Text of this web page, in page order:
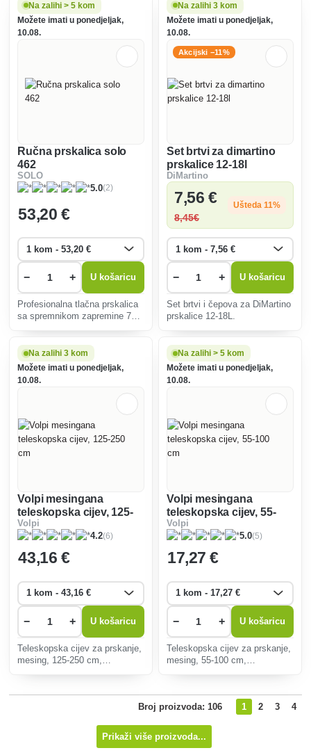
Na zalihi > 5 kom
Možete imati u ponedjeljak,
10.08.
Ručna prskalica solo
462
SOLO
5.0(2)
53,20 €
− + U košaricu
Profesionalna tlačna prskalica
sa spremnikom zapremine 7
Na zalihi 3 kom
Možete imati u ponedjeljak,
10.08.
Akcijski −11%
Set brtvi za dimartino
prskalice 12-18l
DiMartino
7,56 €
8,45€
Ušteda 11%
− + U košaricu
Set brtvi i čepova za DiMartino
prskalice 12-18L.
Na zalihi 3 kom
Možete imati u ponedjeljak,
10.08.
Volpi mesingana
teleskopska cijev, 125-
250 cm
Volpi
4.2(6)
43,16 €
− + U košaricu
Teleskopska cijev za prskanje,
mesing, 125-250 cm,
podešavanja duljine cijevi za
Na zalihi > 5 kom
Možete imati u ponedjeljak,
10.08.
Volpi mesingana
teleskopska cijev, 55-
100 cm
Volpi
5.0(5)
17,27 €
− + U košaricu
Teleskopska cijev za prskanje,
mesing, 55-100 cm,
podešavanja duljine cijevi za
prskanje.
Broj proizvoda: 106 1 2 3 4
Prikaži više proizvoda...